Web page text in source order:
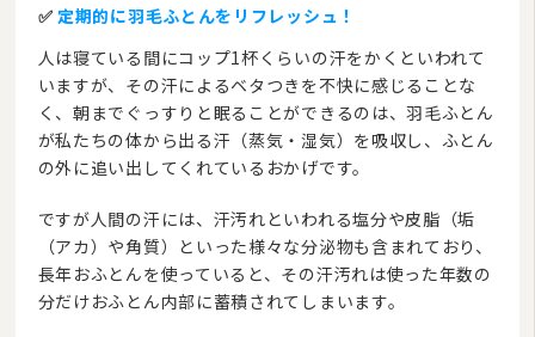
✅ 定期的に羽毛ふとんをリフレッシュ！
人は寝ている間にコップ1杯くらいの汗をかくといわれて
いますが、その汗によるベタつきを不快に感じることな
く、朝までぐっすりと眠ることができるのは、羽毛ふとん
が私たちの体から出る汗（蒸気・湿気）を吸収し、ふとん
の外に追い出してくれているおかげです。
ですが人間の汗には、汗汚れといわれる塩分や皮脂（垢
（アカ）や角質）といった様々な分泌物も含まれており、
長年おふとんを使っていると、その汗汚れは使った年数の
分だけおふとん内部に蓄積されてしまいます。